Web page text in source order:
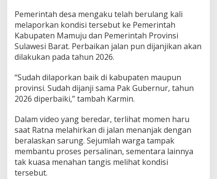
Pemerintah desa mengaku telah berulang kali
melaporkan kondisi tersebut ke Pemerintah
Kabupaten Mamuju dan Pemerintah Provinsi
Sulawesi Barat. Perbaikan jalan pun dijanjikan akan
dilakukan pada tahun 2026.
“Sudah dilaporkan baik di kabupaten maupun
provinsi. Sudah dijanji sama Pak Gubernur, tahun
2026 diperbaiki,” tambah Karmin.
Dalam video yang beredar, terlihat momen haru
saat Ratna melahirkan di jalan menanjak dengan
beralaskan sarung. Sejumlah warga tampak
membantu proses persalinan, sementara lainnya
tak kuasa menahan tangis melihat kondisi
tersebut.